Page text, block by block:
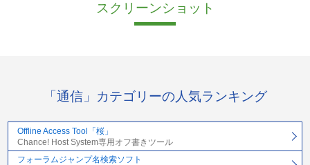
スクリーンショット
「通信」カテゴリーの人気ランキング
Offline Access Tool「桜」
Chance! Host System専用オフ書きツール
フォーラムジャンプ名検索ソフト